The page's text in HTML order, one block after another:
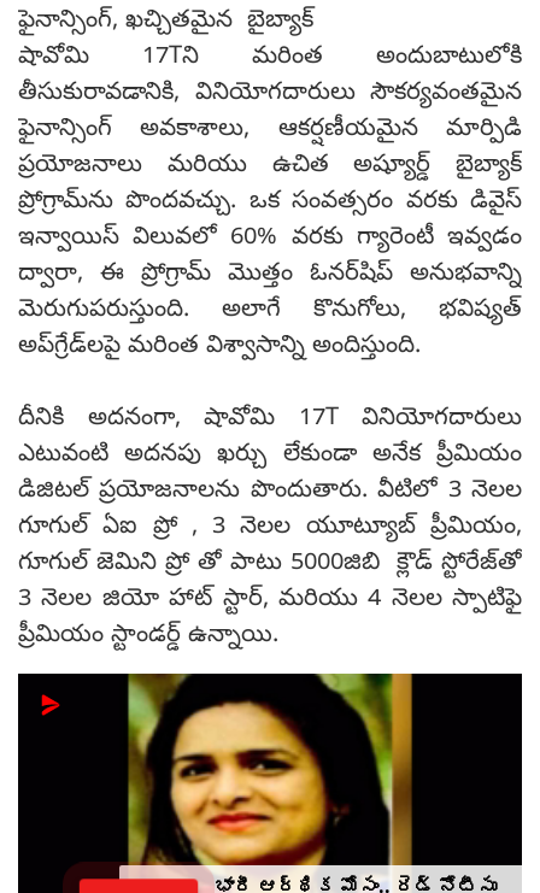
ఫైనాన్సింగ్, ఖచ్చితమైన బైబ్యాక్
షావోమి 17Tని మరింత అందుబాటులోకి
తీసుకురావడానికి, వినియోగదారులు సౌకర్యవంతమైన
ఫైనాన్సింగ్ అవకాశాలు, ఆకర్షణీయమైన మార్పిడి
ప్రయోజనాలు మరియు ఉచిత అష్యూర్డ్ బైబ్యాక్
ప్రోగ్రామ్‌ను పొందవచ్చు. ఒక సంవత్సరం వరకు డివైస్
ఇన్వాయిస్ విలువలో 60% వరకు గ్యారెంటీ ఇవ్వడం
ద్వారా, ఈ ప్రోగ్రామ్ మొత్తం ఓనర్‌షిప్ అనుభవాన్ని
మెరుగుపరుస్తుంది. అలాగే కొనుగోలు, భవిష్యత్
అప్‌గ్రేడ్‌లపై మరింత విశ్వాసాన్ని అందిస్తుంది.
దీనికి అదనంగా, షావోమి 17T వినియోగదారులు
ఎటువంటి అదనపు ఖర్చు లేకుండా అనేక ప్రీమియం
డిజిటల్ ప్రయోజనాలను పొందుతారు. వీటిలో 3 నెలల
గూగుల్ ఏఐ ప్రో , 3 నెలల యూట్యూబ్ ప్రీమియం,
గూగుల్ జెమిని ప్రో తో పాటు 5000జిబి క్లౌడ్ స్టోరేజ్‌తో
3 నెలల జియో హాట్ స్టార్, మరియు 4 నెలల స్పాటిఫై
ప్రీమియం స్టాండర్డ్ ఉన్నాయి.
భారీ ఆర్థిక మోసం.. రెడ్ నోటీసు